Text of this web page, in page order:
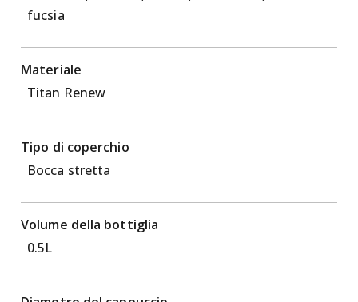
fucsia
Materiale
Titan Renew
Tipo di coperchio
Bocca stretta
Volume della bottiglia
0.5L